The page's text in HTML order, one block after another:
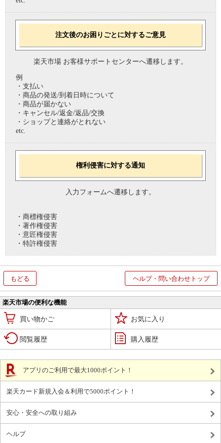
注文後のお困りごとに対するご意見
楽天市場 お客様サポートセンターへ遷移します。
例
・支払い
・商品の発送/到着日時について
・商品が届かない
・キャンセル/返金/返品/交換
・ショップと連絡がとれない
etc.
権利侵害に対する通知
入力フォームへ遷移します。
・商標権侵害
・著作権侵害
・意匠権侵害
・特許権侵害
もどる ヘルプ・問い合わせトップ
楽天市場の便利な機能
買い物かご お気に入り
閲覧履歴 購入履歴
アプリのご利用で最大1000ポイント！
楽天カード新規入会＆利用で5000ポイント！
安心・安全への取り組み
ヘルプ